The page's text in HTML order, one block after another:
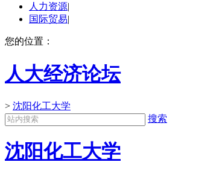
人力资源|
国际贸易|
您的位置：
人大经济论坛
> 沈阳化工大学
搜索
沈阳化工大学